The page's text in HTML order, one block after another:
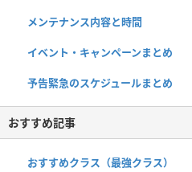
メンテナンス内容と時間
イベント・キャンペーンまとめ
予告緊急のスケジュールまとめ
おすすめ記事
おすすめクラス（最強クラス）